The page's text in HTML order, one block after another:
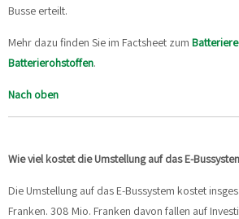
Busse erteilt.
Mehr dazu finden Sie im Factsheet zum
Batterierohstoffen.
Nach oben
Wie viel kostet die Umstellung auf das E-
Die Umstellung auf das E-Bussystem kostet
Franken. 308 Mio. Franken davon fallen auf